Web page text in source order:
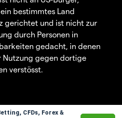
CFDs, Forex &
bestimmtes Land
gerichtet und ist nicht zur
durch Personen in
gedacht, in denen
Nutzung gegen dortige
verstösst.